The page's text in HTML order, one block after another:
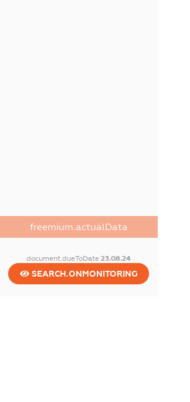
freemium.actualData
document.dueToDate23.08.24
SEARCH.ONMONITORING